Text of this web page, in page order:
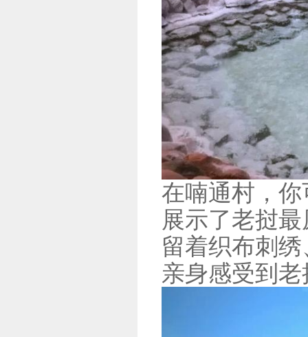
在喃通村，
展示了老挝
留着织布刺
亲身感受到